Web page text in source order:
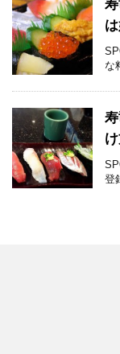
な
登